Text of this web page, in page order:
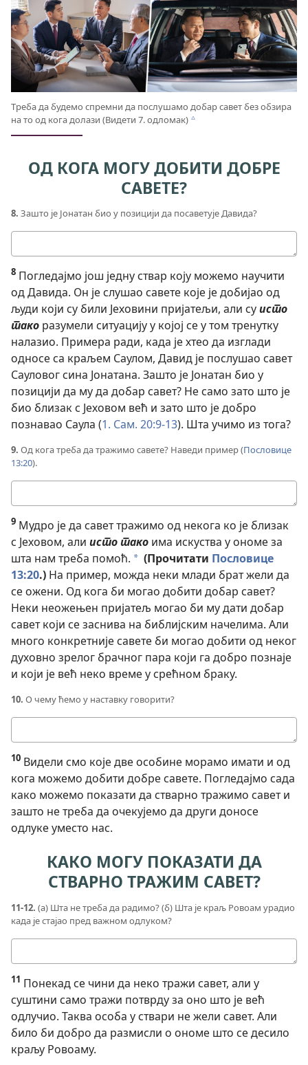
Треба да будемо спремни да послушамо добар савет без обзира
на то од кога долази (Видети 7. одломак) c
ОД КОГА МОГУ ДОБИТИ ДОБРЕ
САВЕТЕ?
8. Зашто је Јонатан био у позицији да посаветује Давида?
одговор
8 Погледајмо још једну ствар коју можемо научити
од Давида. Он је слушао савете које је добијао од
људи који су били Јеховини пријатељи, али суисто
тако разумели ситуацију у којој се у том тренутку
налазио. Примера ради, када је хтео да изглади
односе са краљем Саулом, Давид је послушао савет
Сауловог сина Јонатана. Зашто је Јонатан био у
позицији да му да добар савет? Не само зато што је
био близак с Јеховом већ и зато што је добро
познавао Саула (1. Сам. 20:9-13). Шта учимо из тога?
9. Од кога треба да тражимо савете? Наведи пример (Пословице
13:20).
одговор
9 Мудро је да савет тражимо од некога ко је близак
с Јеховом, али исто тако има искуства у ономе за
шта нам треба помоћ. a (Прочитати Пословице
13:20.) На пример, можда неки млади брат жели да
се ожени. Од кога би могао добити добар савет?
Неки неожењен пријатељ могао би му дати добар
савет који се заснива на библијским начелима. Али
много конкретније савете би могао добити од неког
духовно зрелог брачног пара који га добро познаје
и који је већ неко време у срећном браку.
10. О чему ћемо у наставку говорити?
одговор
10 Видели смо које две особине морамо имати и од
кога можемо добити добре савете. Погледајмо сада
како можемо показати да стварно тражимо савет и
зашто не треба да очекујемо да други доносе
одлуке уместо нас.
КАКО МОГУ ПОКАЗАТИ ДА
СТВАРНО ТРАЖИМ САВЕТ?
11-12. (а) Шта не треба да радимо? (б) Шта је краљ Ровоам урадио
када је стајао пред важном одлуком?
одговори
11 Понекад се чини да неко тражи савет, али у
суштини само тражи потврду за оно што је већ
одлучио. Таква особа у ствари не жели савет. Али
било би добро да размисли о ономе што се десило
краљу Ровоаму.